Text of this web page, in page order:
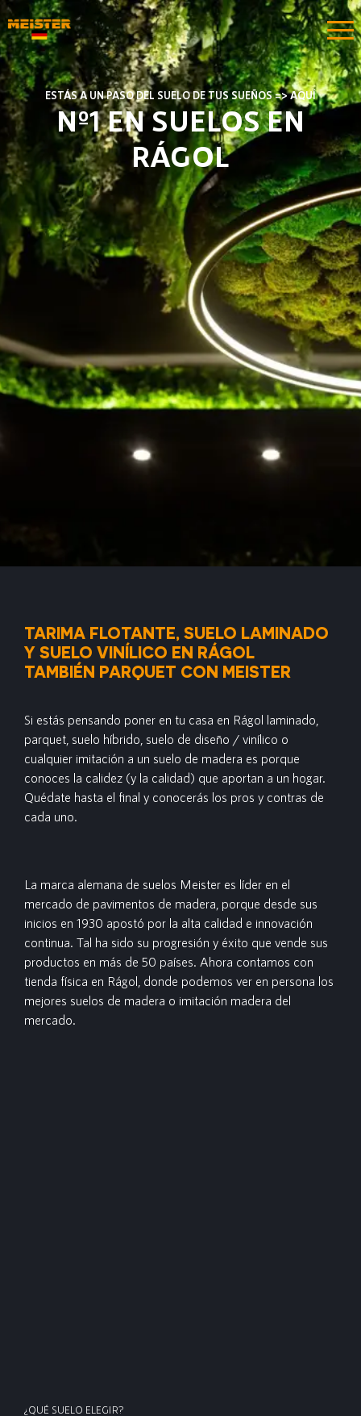
ESTÁS A UN PASO DEL SUELO DE TUS SUEÑOS => AQUÍ
Nº1 EN SUELOS EN
RÁGOL
TARIMA FLOTANTE, SUELO LAMINADO
Y SUELO VINÍLICO EN RÁGOL
TAMBIÉN PARQUET CON MEISTER
Si estás pensando poner en tu casa en Rágol laminado,
parquet, suelo híbrido, suelo de diseño / vinílico o
cualquier imitación a un suelo de madera es porque
conoces la calidez (y la calidad) que aportan a un hogar.
Quédate hasta el final y conocerás los pros y contras de
cada uno.
La marca alemana de suelos Meister es líder en el
mercado de pavimentos de madera, porque desde sus
inicios en 1930 apostó por la alta calidad e innovación
continua. Tal ha sido su progresión y éxito que vende sus
productos en más de 50 países. Ahora contamos con
tienda física en Rágol, donde podemos ver en persona los
mejores suelos de madera o imitación madera del
mercado.
¿QUÉ SUELO ELEGIR?